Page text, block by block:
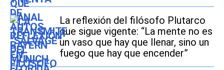
La reflexión del filósofo Plutarco
que sigue vigente: “La mente no es
un vaso que hay que llenar, sino un
fuego que hay que encender”